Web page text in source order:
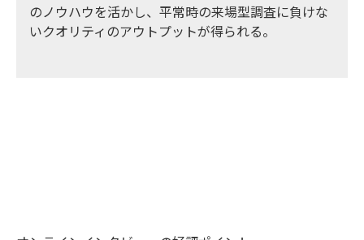
のノウハウを活かし、平常時の来場型調査に負けな
いクオリティのアウトプットが得られる。